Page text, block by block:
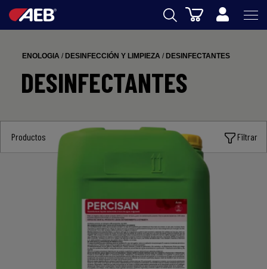
CERVEZA
SPIRITS
Cesta
ENOLOGIA / DESINFECCIÓN Y LIMPIEZA / DESINFECTANTES
DESINFECTANTES
Productos Filtrar